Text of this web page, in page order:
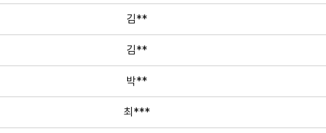
김**
김**
박**
최***